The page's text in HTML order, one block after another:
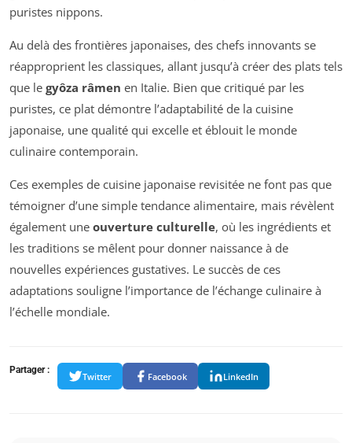
puristes nippons.
Au delà des frontières japonaises, des chefs innovants se
réapproprient les classiques, allant jusqu’à créer des plats tels
que le gyôza râmen en Italie. Bien que critiqué par les
puristes, ce plat démontre l’adaptabilité de la cuisine
japonaise, une qualité qui excelle et éblouit le monde
culinaire contemporain.
Ces exemples de cuisine japonaise revisitée ne font pas que
témoigner d’une simple tendance alimentaire, mais révèlent
également une ouverture culturelle, où les ingrédients et
les traditions se mêlent pour donner naissance à de
nouvelles expériences gustatives. Le succès de ces
adaptations souligne l’importance de l’échange culinaire à
l’échelle mondiale.
Partager :
Twitter Facebook LinkedIn